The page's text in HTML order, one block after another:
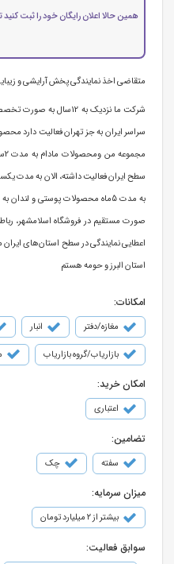
همین حالا اعلان رایگان خود را ثبت
متقاضی اخذ نمایندگی پخش آرایشی و
شرکت ما نزدیک به
سطح ایران فعالیت داشته، الان به مدت
به مدت 5ماه محصولات پوستی و
صورت مستقیم در فروشگاه اسلامشهر،
اعطایی نمایندگی در سطح استان‌های
استان البرز و حومه هستم
امکانات:
مغازه/دفتر انبار
بازاریاب/گروه بازاریاب
امکان خرید:
اعتباری
تضامین:
سفته چک
میزان سرمایه:
بیشتر از ۲ میلیارد تومان
سوابق فعالیت: